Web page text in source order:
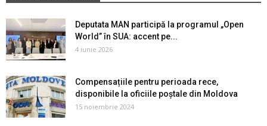
Deputata MAN participă la programul „Open
World” în SUA: accent pe...
4 iunie 2026
Compensațiile pentru perioada rece,
disponibile la oficiile poștale din Moldova
15 noiembrie 2024